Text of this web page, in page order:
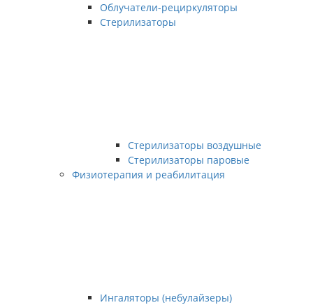
Облучатели-рециркуляторы
Стерилизаторы
Стерилизаторы воздушные
Стерилизаторы паровые
Физиотерапия и реабилитация
Ингаляторы (небулайзеры)